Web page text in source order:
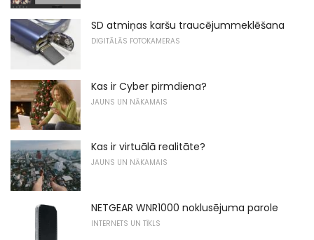
SD atmiņas karšu traucējummeklēšana
DIGITĀLĀS FOTOKAMERAS
Kas ir Cyber ​​pirmdiena?
JAUNS UN NĀKAMAIS
Kas ir virtuālā realitāte?
JAUNS UN NĀKAMAIS
NETGEAR WNR1000 noklusējuma parole
INTERNETS UN TĪKLS